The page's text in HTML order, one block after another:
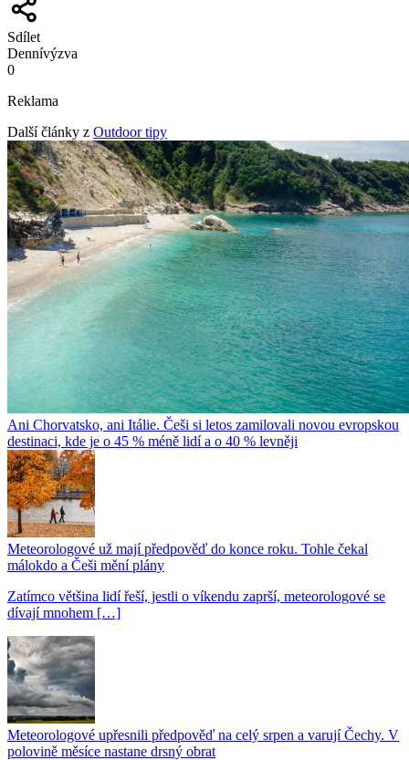
Sdílet
Dennívýzva
0
Reklama
Další články z Outdoor tipy
Ani Chorvatsko, ani Itálie. Češi si letos zamilovali novou evropskou
destinaci, kde je o 45 % méně lidí a o 40 % levněji
Meteorologové už mají předpověď do konce roku. Tohle čekal
málokdo a Češi mění plány
Zatímco většina lidí řeší, jestli o víkendu zaprší, meteorologové se
dívají mnohem […]
Meteorologové upřesnili předpověď na celý srpen a varují Čechy. V
polovině měsíce nastane drsný obrat